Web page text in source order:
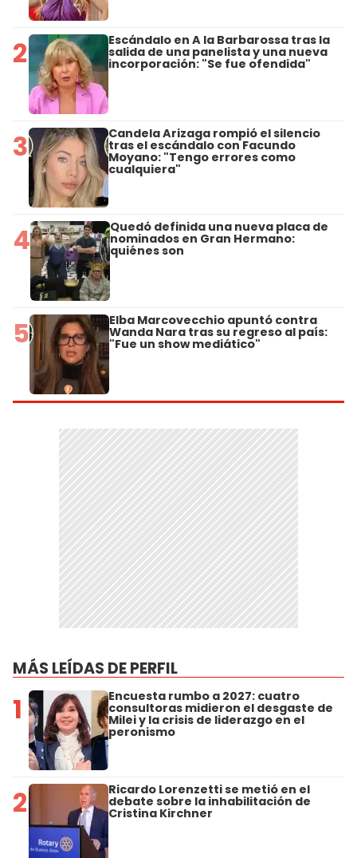
2 Escándalo en A la Barbarossa tras la
salida de una panelista y una nueva
incorporación: "Se fue ofendida"
3 Candela Arizaga rompió el silencio
tras el escándalo con Facundo
Moyano: "Tengo errores como
cualquiera"
4 Quedó definida una nueva placa de
nominados en Gran Hermano:
quiénes son
5 Elba Marcovecchio apuntó contra
Wanda Nara tras su regreso al país:
"Fue un show mediático"
MÁS LEÍDAS DE PERFIL
1 Encuesta rumbo a 2027: cuatro
consultoras midieron el desgaste de
Milei y la crisis de liderazgo en el
peronismo
2 Ricardo Lorenzetti se metió en el
debate sobre la inhabilitación de
Cristina Kirchner